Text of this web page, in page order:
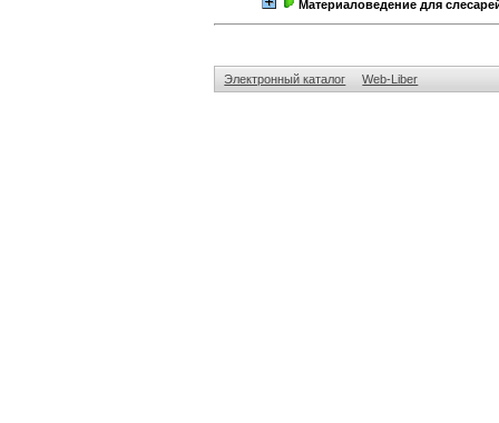
Материаловедение для
Электронный каталог Web-Liber